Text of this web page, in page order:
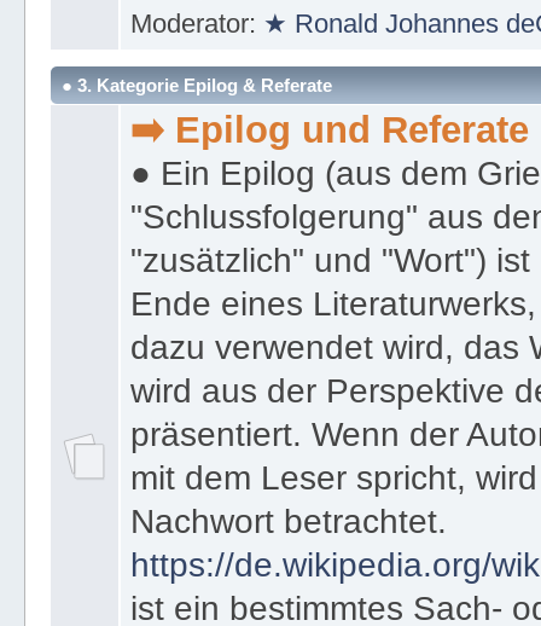
Moderator: ★ Ronald Johannes
● 3. Kategorie Epilog & Referate
➡️ Epilog und Referate
● Ein Epilog (aus dem
"Schlussfolgerung" aus
"zusätzlich" und "Wort")
Ende eines
dazu verwendet wird, das
wird aus der Perspektive
präsentiert. Wenn der
mit dem Leser spricht,
Nachwort betrachtet.
https://de.wikipedia.org/
ist ein bestimmtes Sach-